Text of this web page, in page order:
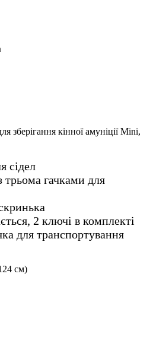
зберігання кінної амуніції Mini,
сідел
трьома гачками для
2 ключі в комплекті
для транспортування
см)